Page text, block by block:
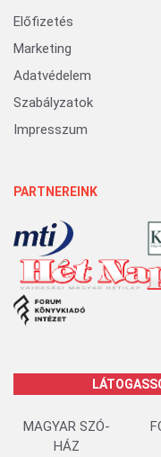
Előfizetés
Marketing
Adatvédelem
Szabályzatok
Impresszum
PARTNEREINK
MAGYAR SZÓ-
HÁZ